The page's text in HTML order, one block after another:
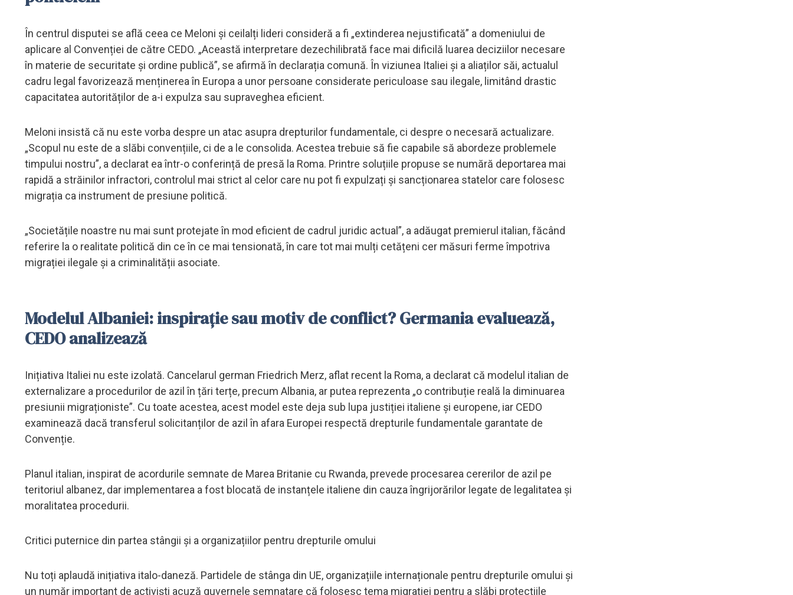
În centrul disputei se află ceea ce Meloni și ceilalți lideri consideră a fi „extinderea nejustificată” a domeniului de
aplicare al Convenției de către CEDO. „Această interpretare dezechilibrată face mai dificilă luarea deciziilor necesare
în materie de securitate și ordine publică”, se afirmă în declarația comună. În viziunea Italiei și a aliaților săi, actualul
cadru legal favorizează menținerea în Europa a unor persoane considerate periculoase sau ilegale, limitând drastic
capacitatea autorităților de a-i expulza sau supraveghea eficient.
Meloni insistă că nu este vorba despre un atac asupra drepturilor fundamentale, ci despre o necesară actualizare.
„Scopul nu este de a slăbi convențiile, ci de a le consolida. Acestea trebuie să fie capabile să abordeze problemele
timpului nostru”, a declarat ea într-o conferință de presă la Roma. Printre soluțiile propuse se numără deportarea mai
rapidă a străinilor infractori, controlul mai strict al celor care nu pot fi expulzați și sancționarea statelor care folosesc
migrația ca instrument de presiune politică.
„Societățile noastre nu mai sunt protejate în mod eficient de cadrul juridic actual”, a adăugat premierul italian, făcând
referire la o realitate politică din ce în ce mai tensionată, în care tot mai mulți cetățeni cer măsuri ferme împotriva
migrației ilegale și a criminalității asociate.
Modelul Albaniei: inspirație sau motiv de conflict? Germania evaluează,
CEDO analizează
Inițiativa Italiei nu este izolată. Cancelarul german Friedrich Merz, aflat recent la Roma, a declarat că modelul italian de
externalizare a procedurilor de azil în țări terțe, precum Albania, ar putea reprezenta „o contribuție reală la diminuarea
presiunii migraționiste”. Cu toate acestea, acest model este deja sub lupa justiției italiene și europene, iar CEDO
examinează dacă transferul solicitanților de azil în afara Europei respectă drepturile fundamentale garantate de
Convenție.
Planul italian, inspirat de acordurile semnate de Marea Britanie cu Rwanda, prevede procesarea cererilor de azil pe
teritoriul albanez, dar implementarea a fost blocată de instanțele italiene din cauza îngrijorărilor legate de legalitatea și
moralitatea procedurii.
Critici puternice din partea stângii și a organizațiilor pentru drepturile omului
Nu toți aplaudă inițiativa italo-daneză. Partidele de stânga din UE, organizațiile internaționale pentru drepturile omului și
un număr important de activiști acuză guvernele semnatare că folosesc tema migrației pentru a slăbi protecțiile